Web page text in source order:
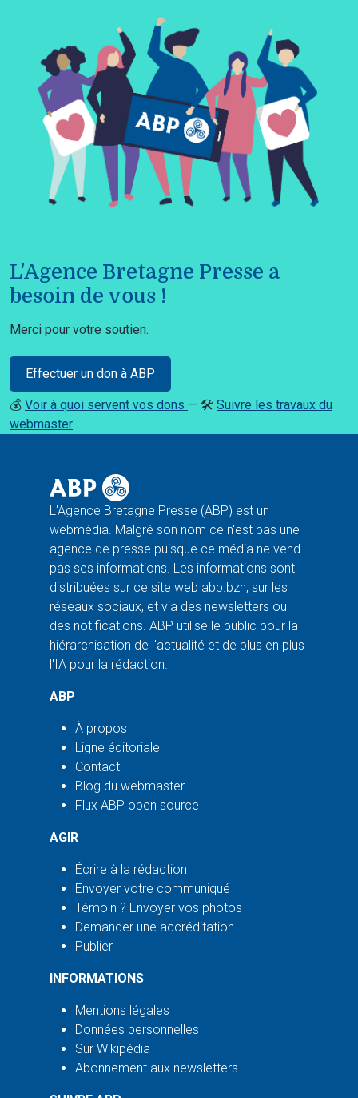
L'Agence Bretagne Presse a
besoin de vous !
Merci pour votre soutien.
Effectuer un don à ABP
💰 Voir à quoi servent vos dons — 🛠️ Suivre les travaux du
webmaster
L'Agence Bretagne Presse (ABP) est un
webmédia. Malgré son nom ce n'est pas une
agence de presse puisque ce média ne vend
pas ses informations. Les informations sont
distribuées sur ce site web abp.bzh, sur les
réseaux sociaux, et via des newsletters ou
des notifications. ABP utilise le public pour la
hiérarchisation de l'actualité et de plus en plus
l'IA pour la rédaction.
ABP
À propos
Ligne éditoriale
Contact
Blog du webmaster
Flux ABP open source
AGIR
Écrire à la rédaction
Envoyer votre communiqué
Témoin ? Envoyer vos photos
Demander une accréditation
Publier
INFORMATIONS
Mentions légales
Données personnelles
Sur Wikipédia
Abonnement aux newsletters